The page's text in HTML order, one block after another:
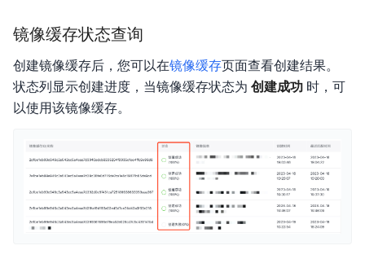
功能发布记录
产品定价
操作指南
API参考
镜像缓存状态查询
创建镜像缓存后，您可以在镜像缓存页面查看创建结果。
状态列显示创建进度，当镜像缓存状态为 创建成功 时，可
以使用该镜像缓存。